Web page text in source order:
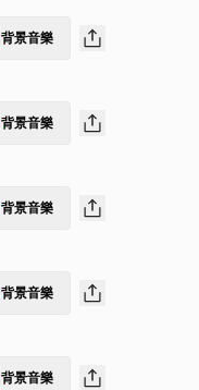
背景音樂
背景音樂
背景音樂
背景音樂
背景音樂